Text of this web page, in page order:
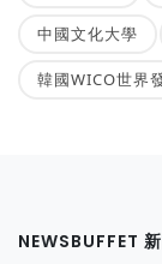
中國文化大學
韓國WICO世界
NEWSBUFFET